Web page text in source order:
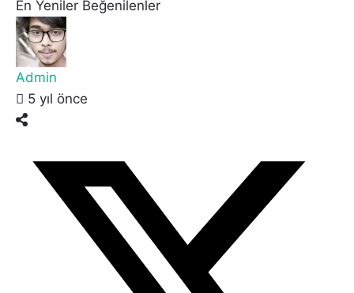
En Yeniler Beğenilenler
Admin
5 yıl önce